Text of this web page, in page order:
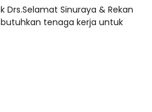
Drs.Selamat Sinuraya & Rekan
tenaga kerja untuk